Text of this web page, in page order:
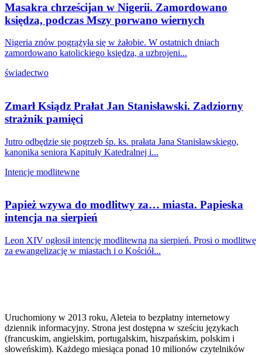
Masakra chrześcijan w Nigerii. Zamordowano
księdza, podczas Mszy porwano wiernych
Nigeria znów pogrążyła się w żałobie. W ostatnich dniach
zamordowano katolickiego księdza, a uzbrojeni...
świadectwo
Zmarł Ksiądz Prałat Jan Stanisławski. Zadziorny
strażnik pamięci
Jutro odbędzie się pogrzeb śp. ks. prałata Jana Stanisławskiego,
kanonika seniora Kapituły Katedralnej i...
Intencje modlitewne
Papież wzywa do modlitwy za… miasta. Papieska
intencja na sierpień
Leon XIV ogłosił intencję modlitewną na sierpień. Prosi o modlitwę
za ewangelizację w miastach i o Kościół...
Uruchomiony w 2013 roku, Aleteia to bezpłatny internetowy
dziennik informacyjny. Strona jest dostępna w sześciu językach
(francuskim, angielskim, portugalskim, hiszpańskim, polskim i
słoweńskim). Każdego miesiąca ponad 10 milionów czytelników